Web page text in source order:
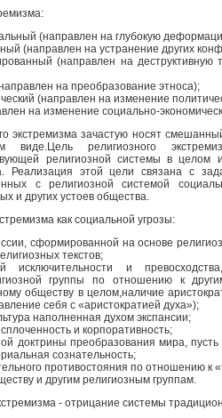
(направлен на глубокую
(направлен на устранение других
(направлен на деструктивную
на преобразование этноса);
(направлен на изменение
на изменение социально-
экстремизма зачастую носят
виде.Цель религиозного
религиозной системы в целом
Реализация этой цели связана с
с религиозной системой
и других устоев общества.
как социальной угрозы:
сформированной на основе
текстов;
исключительности и
группы по отношению к
обществу в целом,наличие
себя с «аристократией духа»);
наполненная духом экспансии;
и корпоративность;
доктрины преобразования мира,
сознательность;
противостояния по отношению к
и другим религиозным группам.
- отрицание системы